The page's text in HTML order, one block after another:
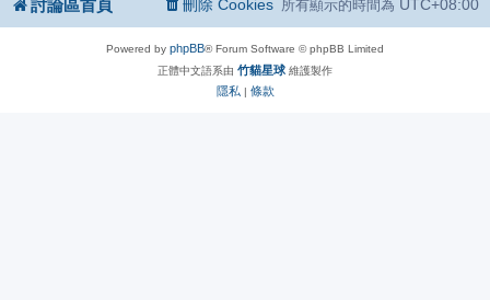
討論區首頁 所有顯示的時間為 UTC+08:00
刪除 Cookies
Powered by phpBB® Forum Software © phpBB Limited
正體中文語系由 竹貓星球 維護製作
隱私 | 條款